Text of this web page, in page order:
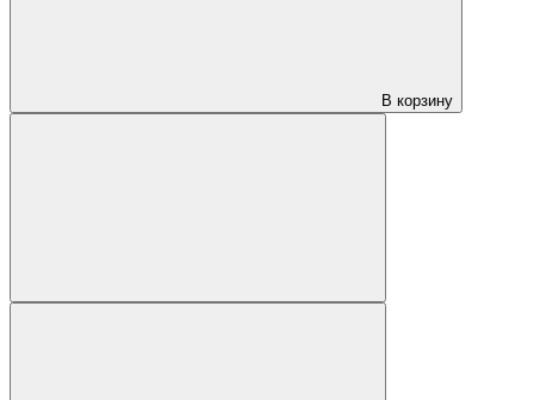
В корзину